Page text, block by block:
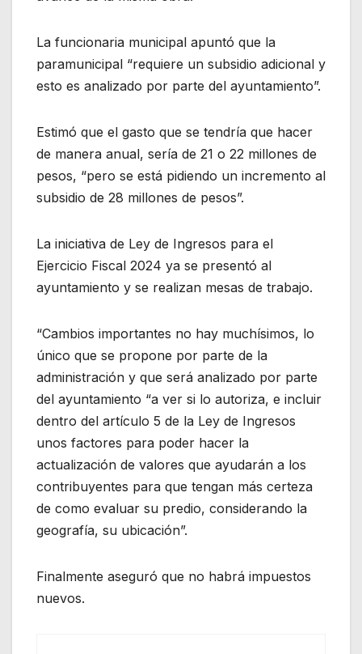
La funcionaria municipal apuntó que la
paramunicipal “requiere un subsidio adicional y
esto es analizado por parte del ayuntamiento”.
Estimó que el gasto que se tendría que hacer
de manera anual, sería de 21 o 22 millones de
pesos, “pero se está pidiendo un incremento al
subsidio de 28 millones de pesos”.
La iniciativa de Ley de Ingresos para el
Ejercicio Fiscal 2024 ya se presentó al
ayuntamiento y se realizan mesas de trabajo.
“Cambios importantes no hay muchísimos, lo
único que se propone por parte de la
administración y que será analizado por parte
del ayuntamiento “a ver si lo autoriza, e incluir
dentro del artículo 5 de la Ley de Ingresos
unos factores para poder hacer la
actualización de valores que ayudarán a los
contribuyentes para que tengan más certeza
de como evaluar su predio, considerando la
geografía, su ubicación”.
Finalmente aseguró que no habrá impuestos
nuevos.